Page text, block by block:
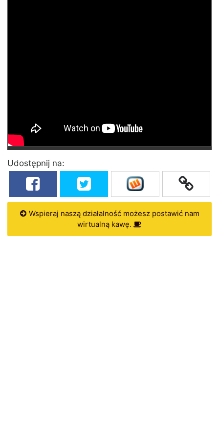
Udostępnij na:
Wspieraj naszą działalność możesz postawić nam
wirtualną kawę.